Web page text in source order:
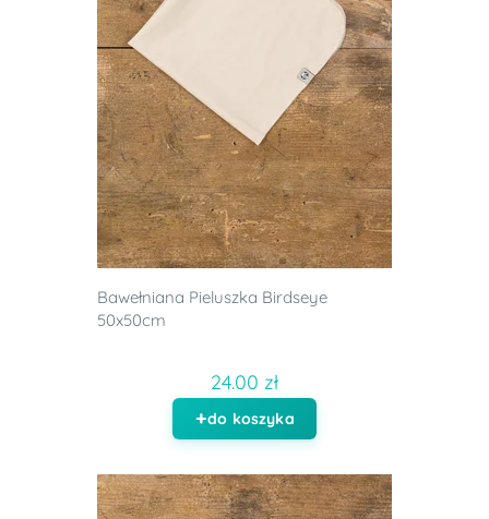
Bawełniana Pieluszka Birdseye
50x50cm
24.00 zł
do koszyka